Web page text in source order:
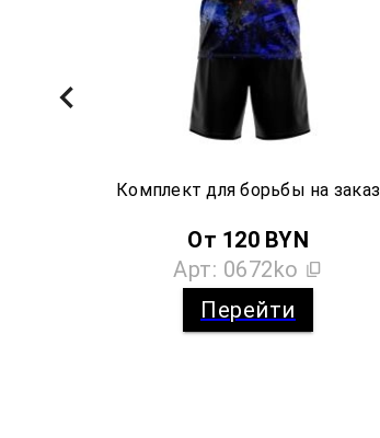
Комплект для борьбы на заказ
От 120BYN
Арт: 0672ko
Перейти